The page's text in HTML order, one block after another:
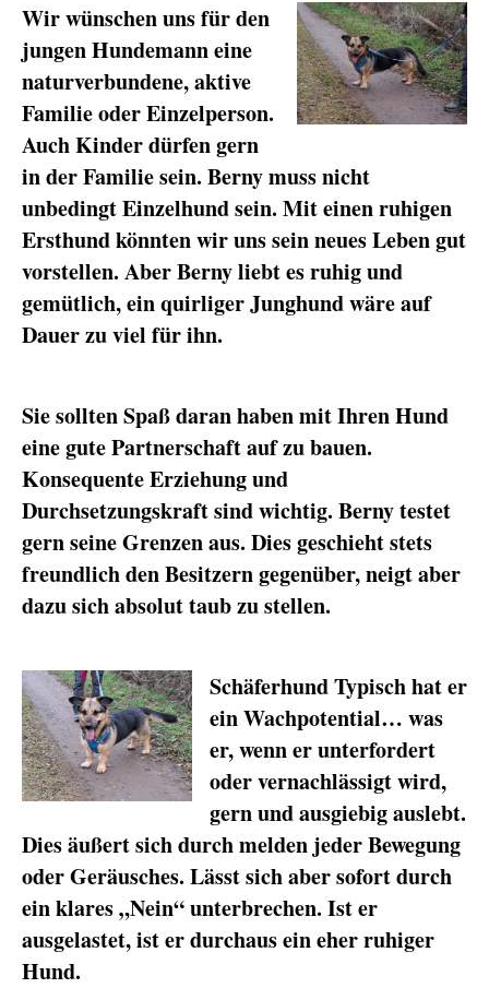
Wir wünschen uns für den
jungen Hundemann eine
naturverbundene, aktive
Familie oder Einzelperson.
Auch Kinder dürfen gern
in der Familie sein. Berny muss nicht
unbedingt Einzelhund sein. Mit einen ruhigen
Ersthund könnten wir uns sein neues Leben gut
vorstellen. Aber Berny liebt es ruhig und
gemütlich, ein quirliger Junghund wäre auf
Dauer zu viel für ihn.
Sie sollten Spaß daran haben mit Ihren Hund
eine gute Partnerschaft auf zu bauen.
Konsequente Erziehung und
Durchsetzungskraft sind wichtig. Berny testet
gern seine Grenzen aus. Dies geschieht stets
freundlich den Besitzern gegenüber, neigt aber
dazu sich absolut taub zu stellen.
Schäferhund Typisch hat er
ein Wachpotential… was
er, wenn er unterfordert
oder vernachlässigt wird,
gern und ausgiebig auslebt.
Dies äußert sich durch melden jeder Bewegung
oder Geräusches. Lässt sich aber sofort durch
ein klares „Nein“ unterbrechen. Ist er
ausgelastet, ist er durchaus ein eher ruhiger
Hund.